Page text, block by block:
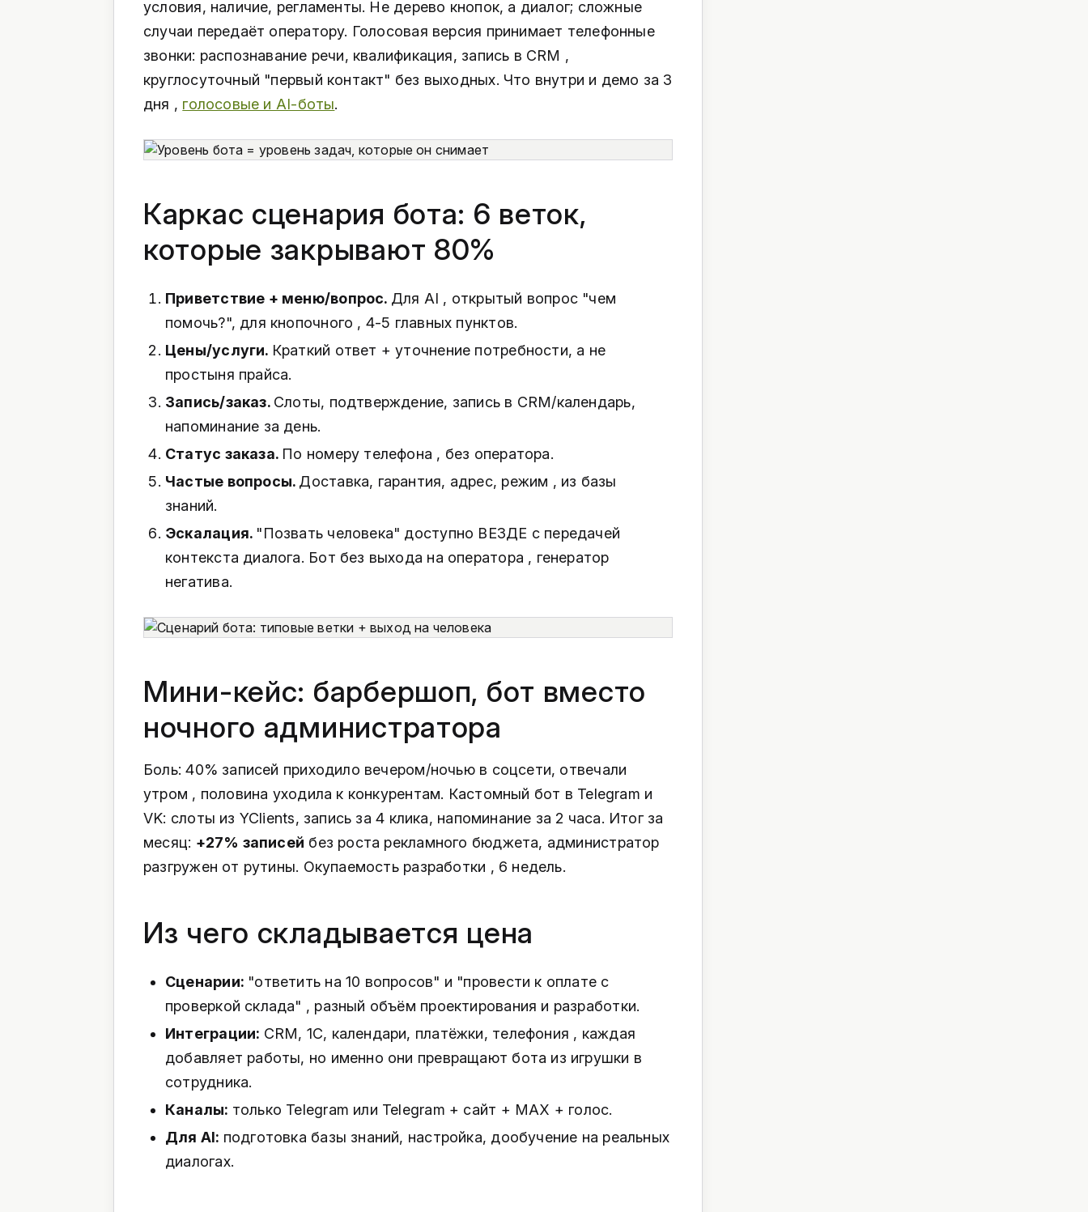
условия, наличие, регламенты. Не дерево кнопок, а диалог; сложные
случаи передаёт оператору. Голосовая версия принимает телефонные
звонки: распознавание речи, квалификация, запись в CRM ,
круглосуточный "первый контакт" без выходных. Что внутри и демо за 3
дня , голосовые и AI-боты.
Каркас сценария бота: 6 веток,
которые закрывают 80%
Приветствие + меню/вопрос. Для AI , открытый вопрос "чем
помочь?", для кнопочного , 4-5 главных пунктов.
Цены/услуги. Краткий ответ + уточнение потребности, а не
простыня прайса.
Запись/заказ. Слоты, подтверждение, запись в CRM/календарь,
напоминание за день.
Статус заказа. По номеру телефона , без оператора.
Частые вопросы. Доставка, гарантия, адрес, режим , из базы
знаний.
Эскалация. "Позвать человека" доступно ВЕЗДЕ с передачей
контекста диалога. Бот без выхода на оператора , генератор
негатива.
Мини-кейс: барбершоп, бот вместо
ночного администратора
Боль: 40% записей приходило вечером/ночью в соцсети, отвечали
утром , половина уходила к конкурентам. Кастомный бот в Telegram и
VK: слоты из YClients, запись за 4 клика, напоминание за 2 часа. Итог за
месяц: +27% записей без роста рекламного бюджета, администратор
разгружен от рутины. Окупаемость разработки , 6 недель.
Из чего складывается цена
Сценарии: "ответить на 10 вопросов" и "провести к оплате с
проверкой склада" , разный объём проектирования и разработки.
Интеграции: CRM, 1С, календари, платёжки, телефония , каждая
добавляет работы, но именно они превращают бота из игрушки в
сотрудника.
Каналы: только Telegram или Telegram + сайт + MAX + голос.
Для AI: подготовка базы знаний, настройка, дообучение на реальных
диалогах.